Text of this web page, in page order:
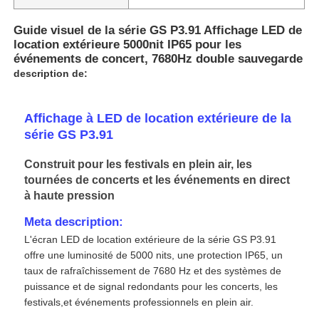
Guide visuel de la série GS P3.91 Affichage LED de
location extérieure 5000nit IP65 pour les
événements de concert, 7680Hz double sauvegarde
description de:
Affichage à LED de location extérieure de la
série GS P3.91
Construit pour les festivals en plein air, les
tournées de concerts et les événements en direct
à haute pression
Meta description:
L'écran LED de location extérieure de la série GS P3.91
offre une luminosité de 5000 nits, une protection IP65, un
taux de rafraîchissement de 7680 Hz et des systèmes de
puissance et de signal redondants pour les concerts, les
festivals,et événements professionnels en plein air.